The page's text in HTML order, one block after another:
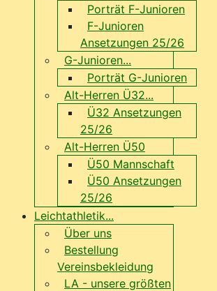
Porträt F-Junioren
F-Junioren
Ansetzungen 25/26
G-Junioren...
Porträt G-Junioren
Alt-Herren Ü32...
Ü32 Ansetzungen
25/26
Alt-Herren Ü50
Ü50 Mannschaft
Ü50 Ansetzungen
25/26
Leichtathletik...
Über uns
Bestellung
Vereinsbekleidung
LA - unsere größten